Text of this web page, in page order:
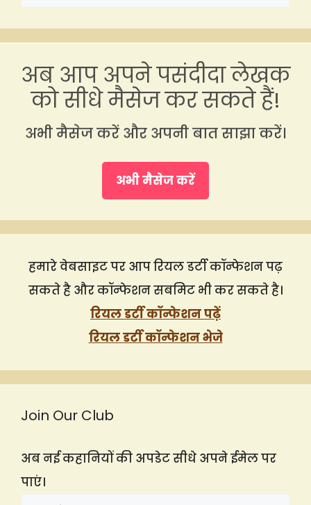
अब आप अपने पसंदीदा लेखक
को सीधे मैसेज कर सकते हैं!
अभी मैसेज करें और अपनी बात साझा करें।
अभी मैसेज करें
हमारे वेबसाइट पर आप रियल डर्टी कॉन्फेशन पढ़
सकते है और कॉन्फेशन सबमिट भी कर सकते है।
रियल डर्टी कॉन्फेशन पढ़ें
रियल डर्टी कॉन्फेशन भेजे
Join Our Club
अब नई कहानियों की अपडेट सीधे अपने ईमेल पर
पाएं।